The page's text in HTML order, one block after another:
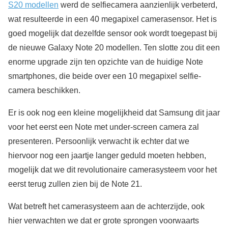
S20 modellen werd de selfiecamera aanzienlijk verbeterd,
wat resulteerde in een 40 megapixel camerasensor. Het is
goed mogelijk dat dezelfde sensor ook wordt toegepast bij
de nieuwe Galaxy Note 20 modellen. Ten slotte zou dit een
enorme upgrade zijn ten opzichte van de huidige Note
smartphones, die beide over een 10 megapixel selfie-
camera beschikken.
Er is ook nog een kleine mogelijkheid dat Samsung dit jaar
voor het eerst een Note met under-screen camera zal
presenteren. Persoonlijk verwacht ik echter dat we
hiervoor nog een jaartje langer geduld moeten hebben,
mogelijk dat we dit revolutionaire camerasysteem voor het
eerst terug zullen zien bij de Note 21.
Wat betreft het camerasysteem aan de achterzijde, ook
hier verwachten we dat er grote sprongen voorwaarts